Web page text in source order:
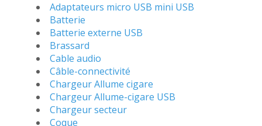
Adaptateurs micro USB mini USB
Batterie
Batterie externe USB
Brassard
Cable audio
Câble-connectivité
Chargeur Allume cigare
Chargeur Allume-cigare USB
Chargeur secteur
Coque